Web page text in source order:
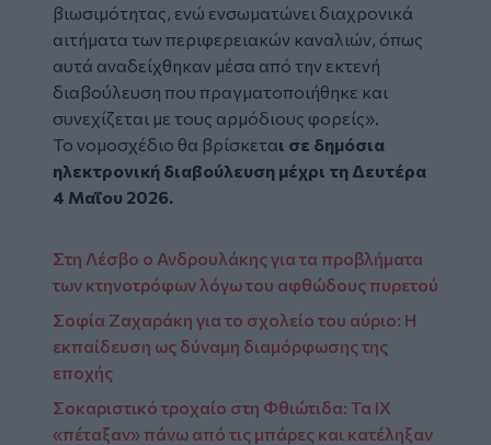
βιωσιμότητας, ενώ ενσωματώνει διαχρονικά
αιτήματα των περιφερειακών καναλιών, όπως
αυτά αναδείχθηκαν μέσα από την εκτενή
διαβούλευση που πραγματοποιήθηκε και
συνεχίζεται με τους αρμόδιους φορείς».
Το νομοσχέδιο θα βρίσκεται σε δημόσια
ηλεκτρονική διαβούλευση μέχρι τη Δευτέρα
4 Μαΐου 2026.
Στη Λέσβο ο Ανδρουλάκης για τα προβλήματα
των κτηνοτρόφων λόγω του αφθώδους πυρετού
Σοφία Ζαχαράκη για το σχολείο του αύριο: Η
εκπαίδευση ως δύναμη διαμόρφωσης της
εποχής
Σοκαριστικό τροχαίο στη Φθιώτιδα: Τα ΙΧ
«πέταξαν» πάνω από τις μπάρες και κατέληξαν